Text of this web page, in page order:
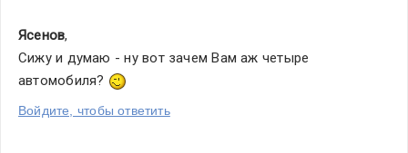
Ясенов,
Сижу и думаю - ну вот зачем Вам аж четыре
автомобиля?
Войдите, чтобы ответить